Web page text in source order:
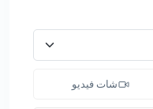
شات فيديو